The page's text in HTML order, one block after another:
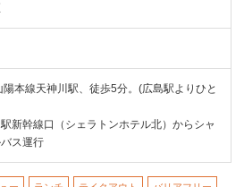
陽本線天神川駅、徒歩5分。(広島駅よりひと
新幹線口（シェラトンホテル北）からシャ
バス運行